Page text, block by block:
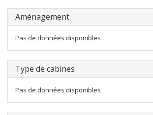
Aménagement
Pas de données disponibles
Type de cabines
Pas de données disponibles